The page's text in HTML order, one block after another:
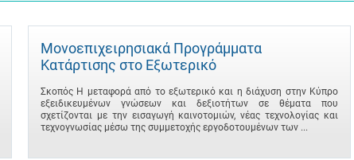
Μονοεπιχειρησιακά Προγράμματα
Κατάρτισης στο Εξωτερικό
Σκοπός Η μεταφορά από το εξωτερικό και η διάχυση στην Κύπρο
εξειδικευμένων γνώσεων και δεξιοτήτων σε θέματα που
σχετίζονται με την εισαγωγή καινοτομιών, νέας τεχνολογίας και
τεχνογνωσίας μέσω της συμμετοχής εργοδοτουμένων των ...